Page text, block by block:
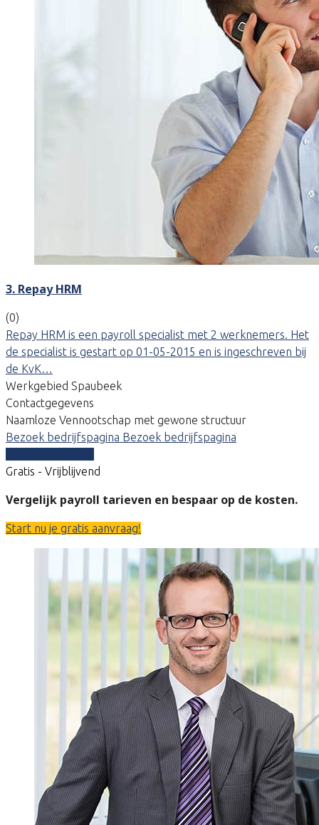
3. Repay HRM
(0)
Repay HRM is een payroll specialist met 2 werknemers. Het
de specialist is gestart op 01-05-2015 en is ingeschreven bij
de KvK…
Werkgebied Spaubeek
Contactgegevens
Naamloze Vennootschap met gewone structuur
Bezoek bedrijfspagina Bezoek bedrijfspagina
Gratis - Vrijblijvend
Vergelijk payroll tarieven en bespaar op de kosten.
Start nu je gratis aanvraag!